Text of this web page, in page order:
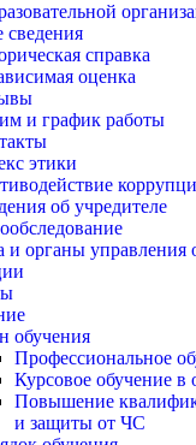
справка
оценка
и график работы
этики
об учредителе
и органы управления
обучения
Профессиональное
Курсовое обучение
Повышение
и защиты от ЧС